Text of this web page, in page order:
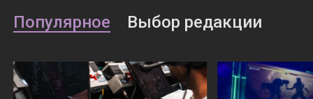
Популярное Выбор редакции